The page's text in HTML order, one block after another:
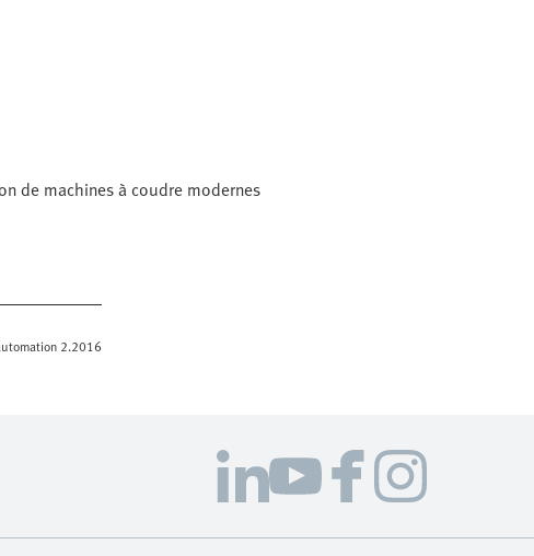
de machines à coudre modernes
2.2016